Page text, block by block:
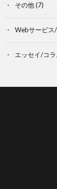
その他(7)
Webサービス
エッセイ/コラ